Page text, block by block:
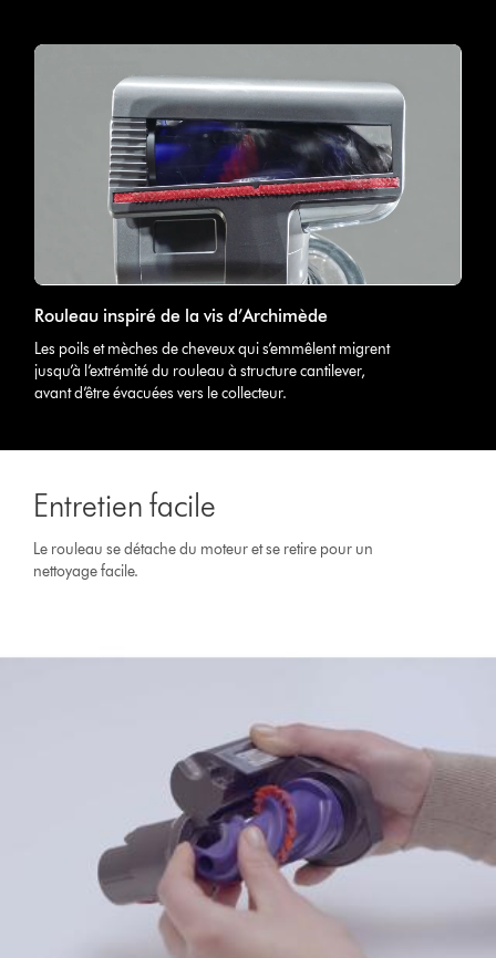
Rouleau inspiré de la vis d’Archimède
Les poils et mèches de cheveux qui s’emmêlent migrent
jusqu’à l’extrémité du rouleau à structure cantilever,
avant d’être évacuées vers le collecteur.
Entretien facile
Le rouleau se détache du moteur et se retire pour un
nettoyage facile.